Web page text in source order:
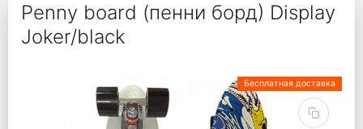
Penny board (пенни борд) Display
Joker/black
Бесплатная доставка